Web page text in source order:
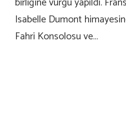
Isabelle Dumont
Fahri Konsolosu ve…